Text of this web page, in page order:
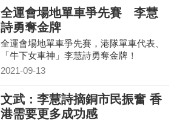
全運會場地單車爭先賽 李慧
詩勇奪金牌
全運會場地單車爭先賽，港隊單車代表、
「牛下女車神」李慧詩勇奪金牌！
2021-09-13
文武：李慧詩摘銅市民振奮 香
港需要更多成功感